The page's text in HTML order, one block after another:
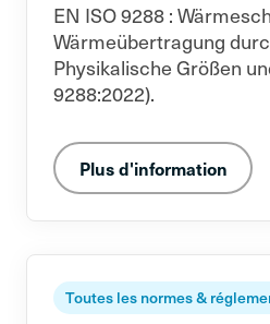
EN ISO 9288 :
Wärmeübertragung
Physikalische Größen
9288:2022).
Plus d'information
Toutes les normes &